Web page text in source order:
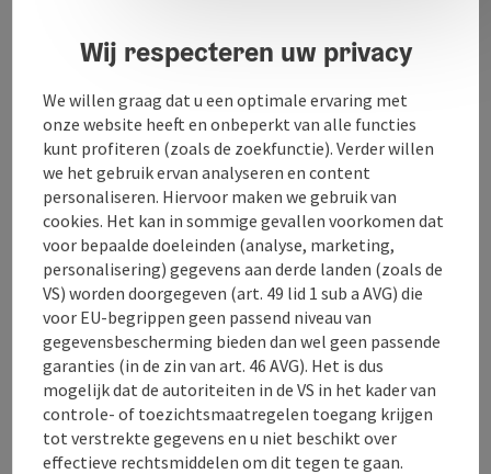
Contact
Openingstijden
Ligging
Geschiktheid
Toegankelijkheid
Wij respecteren uw privacy
We willen graag dat u een optimale ervaring met
onze website heeft en onbeperkt van alle functies
kunt profiteren (zoals de zoekfunctie). Verder willen
we het gebruik ervan analyseren en content
personaliseren. Hiervoor maken we gebruik van
cookies. Het kan in sommige gevallen voorkomen dat
voor bepaalde doeleinden (analyse, marketing,
personalisering) gegevens aan derde landen (zoals de
VS) worden doorgegeven (art. 49 lid 1 sub a AVG) die
voor EU-begrippen geen passend niveau van
gegevensbescherming bieden dan wel geen passende
garanties (in de zin van art. 46 AVG). Het is dus
mogelijk dat de autoriteiten in de VS in het kader van
controle- of toezichtsmaatregelen toegang krijgen
tot verstrekte gegevens en u niet beschikt over
effectieve rechtsmiddelen om dit tegen te gaan.